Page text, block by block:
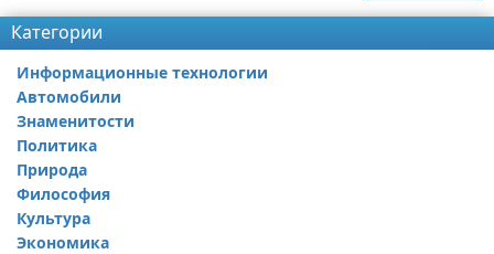
Категории
Информационные технологии
Автомобили
Знаменитости
Политика
Природа
Философия
Культура
Экономика